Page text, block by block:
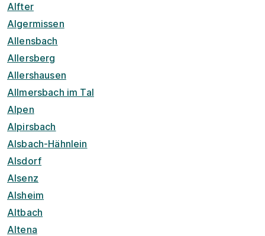
Alfter
Algermissen
Allensbach
Allersberg
Allershausen
Allmersbach im Tal
Alpen
Alpirsbach
Alsbach-Hähnlein
Alsdorf
Alsenz
Alsheim
Altbach
Altena